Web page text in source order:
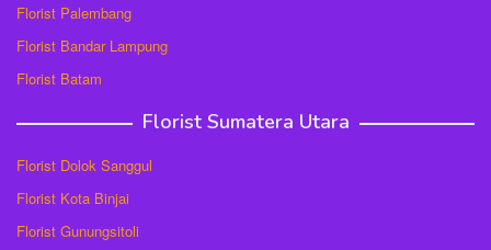
Florist Palembang
Florist Bandar Lampung
Florist Batam
Florist Sumatera Utara
Florist Dolok Sanggul
Florist Kota Binjai
Florist Gunungsitoli